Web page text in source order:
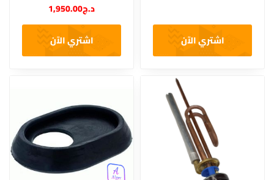
د.ج1,950.00
اشتري الآن
اشتري الآن